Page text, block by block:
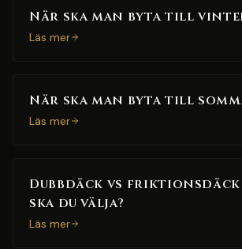
När ska man byta till
Läs mer
När ska man byta till
Läs mer
Dubbdäck vs
ska du välja?
Läs mer